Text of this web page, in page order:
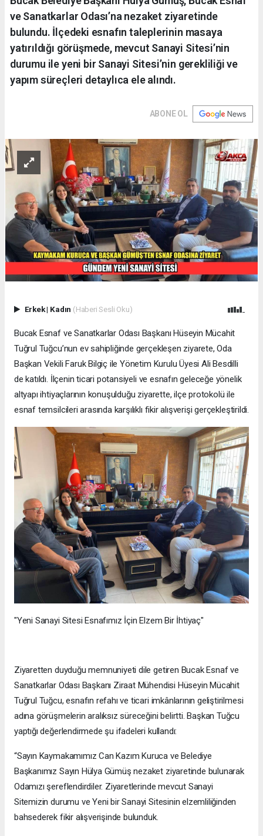
ve Sanatkarlar Odası’na nezaket ziyaretinde
bulundu. İlçedeki esnafın taleplerinin masaya
yatırıldığı görüşmede, mevcut Sanayi Sitesi’nin
durumu ile yeni bir Sanayi Sitesi’nin gerekliliği ve
yapım süreçleri detaylıca ele alındı.
ABONE OL
Erkek| Kadın (Haberi Sesli Oku)
Bucak Esnaf ve Sanatkarlar Odası Başkanı Hüseyin Mücahit
Tuğrul Tuğcu’nun ev sahipliğinde gerçekleşen ziyarete, Oda
Başkan Vekili Faruk Bilgiç ile Yönetim Kurulu Üyesi Ali Besdilli
de katıldı. İlçenin ticari potansiyeli ve esnafın geleceğe yönelik
altyapı ihtiyaçlarının konuşulduğu ziyarette, ilçe protokolü ile
esnaf temsilcileri arasında karşılıklı fikir alışverişi gerçekleştirildi.
"Yeni Sanayi Sitesi Esnafımız İçin Elzem Bir İhtiyaç"
Ziyaretten duyduğu memnuniyeti dile getiren Bucak Esnaf ve
Sanatkarlar Odası Başkanı Ziraat Mühendisi Hüseyin Mücahit
Tuğrul Tuğcu, esnafın refahı ve ticari imkânlarının geliştirilmesi
adına görüşmelerin aralıksız süreceğini belirtti. Başkan Tuğcu
yaptığı değerlendirmede şu ifadeleri kullandı:
“Sayın Kaymakamımız Can Kazım Kuruca ve Belediye
Başkanımız Sayın Hülya Gümüş nezaket ziyaretinde bulunarak
Odamızı şereflendirdiler. Ziyaretlerinde mevcut Sanayi
Sitemizin durumu ve Yeni bir Sanayi Sitesinin elzemliliğinden
bahsederek fikir alışverişinde bulunduk.